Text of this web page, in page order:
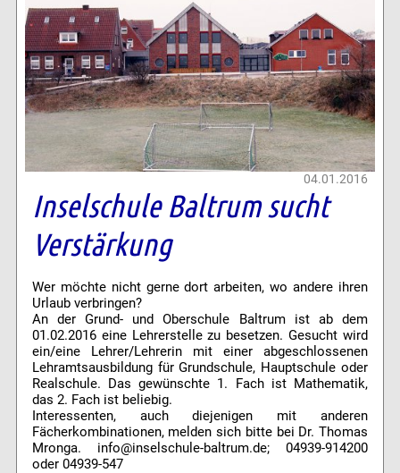
04.01.2016
Inselschule Baltrum sucht
Verstärkung
Wer möchte nicht gerne dort arbeiten, wo andere ihren
Urlaub verbringen?
An der Grund- und Oberschule Baltrum ist ab dem
01.02.2016 eine Lehrerstelle zu besetzen. Gesucht wird
ein/eine Lehrer/Lehrerin mit einer abgeschlossenen
Lehramtsausbildung für Grundschule, Hauptschule oder
Realschule. Das gewünschte 1. Fach ist Mathematik,
das 2. Fach ist beliebig.
Interessenten, auch diejenigen mit anderen
Fächerkombinationen, melden sich bitte bei Dr. Thomas
Mronga. info@inselschule-baltrum.de; 04939-914200
oder 04939-547